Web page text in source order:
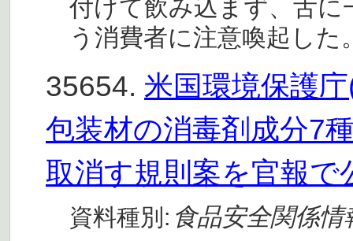
付けて飲み込まず、舌
う消費者に注意喚起し
35654. 米国環境保護
包装材の消毒剤成分7
取消す規則案を官報で
資料種別: 食品安全関係情